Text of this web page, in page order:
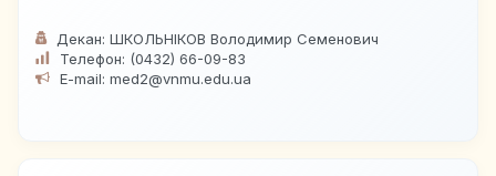
Декан: ШКОЛЬНІКОВ Володимир Семенович
Телефон: (0432) 66-09-83
E-mail: med2@vnmu.edu.ua